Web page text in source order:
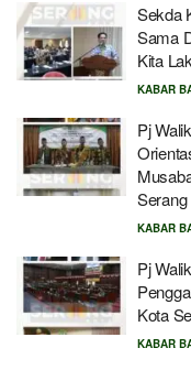
Sekda
Sama
Kita
KABAR
Pj
Serang
KABAR
Pj
Kota
KABAR